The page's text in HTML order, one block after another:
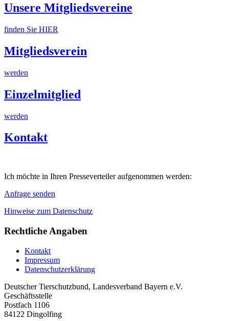
Unsere Mitgliedsvereine
finden Sie HIER
Mitgliedsverein
werden
Einzelmitglied
werden
Kontakt
Ich möchte in Ihren Presseverteiler aufgenommen werden:
Anfrage senden
Hinweise zum Datenschutz
Rechtliche Angaben
Kontakt
Impressum
Datenschutzerklärung
Deutscher Tierschutzbund, Landesverband Bayern e.V.
Geschäftsstelle
Postfach 1106
84122 Dingolfing